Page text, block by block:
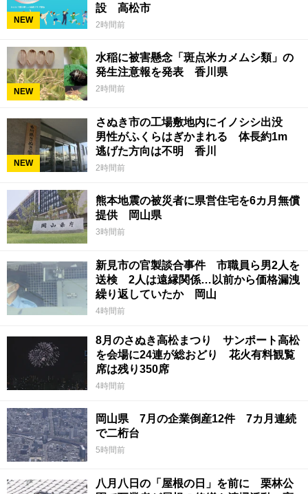
NEW
設 高松市
2時間前
NEW
水稲に被害懸念「斑点米カメムシ類」の
発生注意報を発表 香川県
2時間前
NEW
さぬき市の工場敷地内にイノシシ出没
男性がふくらはぎかまれる 体長約1m
逃げた方向は不明 香川
2時間前
熊本地震の被災者に県営住宅を6カ月無償
提供 岡山県
3時間前
新見市の官製談合事件 市職員ら男2人を
送検 2人は遠縁関係…以前から価格漏洩
繰り返していたか 岡山
4時間前
8月のさぬき高松まつり サンポート高松
を会場に24連が総おどり 花火有料観覧
席は残り350席
4時間前
岡山県 7月の企業倒産12件 7カ月連続
で二桁台
5時間前
八月八日の「屋根の日」を前に 栗林公